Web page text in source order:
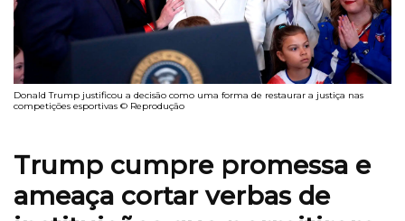
Donald Trump justificou a decisão como uma forma de restaurar a justiça nas
competições esportivas © Reprodução
Trump cumpre promessa e
ameaça cortar verbas de